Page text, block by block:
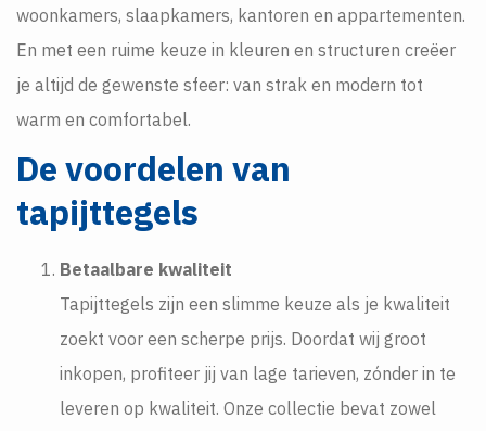
woonkamers, slaapkamers, kantoren en appartementen.
En met een ruime keuze in kleuren en structuren creëer
je altijd de gewenste sfeer: van strak en modern tot
warm en comfortabel.
De voordelen van
tapijttegels
Betaalbare kwaliteit
Tapijttegels zijn een slimme keuze als je kwaliteit
zoekt voor een scherpe prijs. Doordat wij groot
inkopen, profiteer jij van lage tarieven, zónder in te
leveren op kwaliteit. Onze collectie bevat zowel